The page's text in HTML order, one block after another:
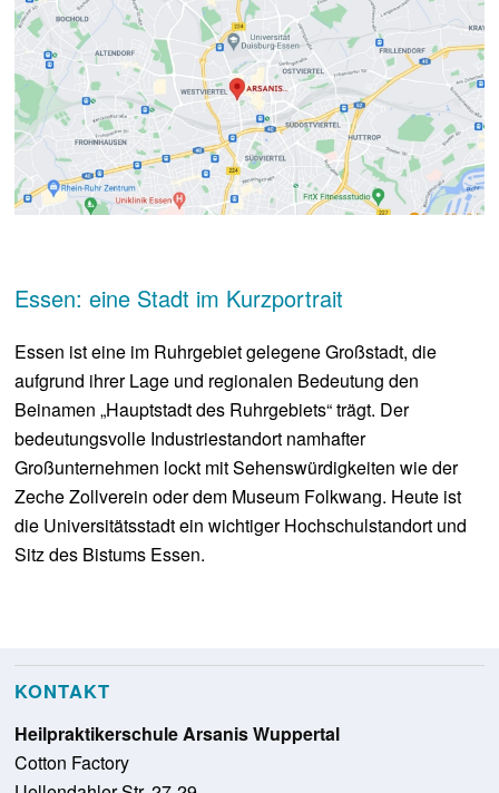
Essen: eine Stadt im Kurzportrait
Essen ist eine im Ruhrgebiet gelegene Großstadt, die
aufgrund ihrer Lage und regionalen Bedeutung den
Beinamen „Hauptstadt des Ruhrgebiets“ trägt. Der
bedeutungsvolle Industriestandort namhafter
Großunternehmen lockt mit Sehenswürdigkeiten wie der
Zeche Zollverein oder dem Museum Folkwang. Heute ist
die Universitätsstadt ein wichtiger Hochschulstandort und
Sitz des Bistums Essen.
KONTAKT
Heilpraktikerschule Arsanis Wuppertal
Cotton Factory